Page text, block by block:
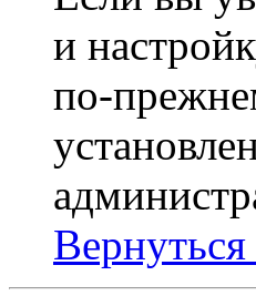
и
по-